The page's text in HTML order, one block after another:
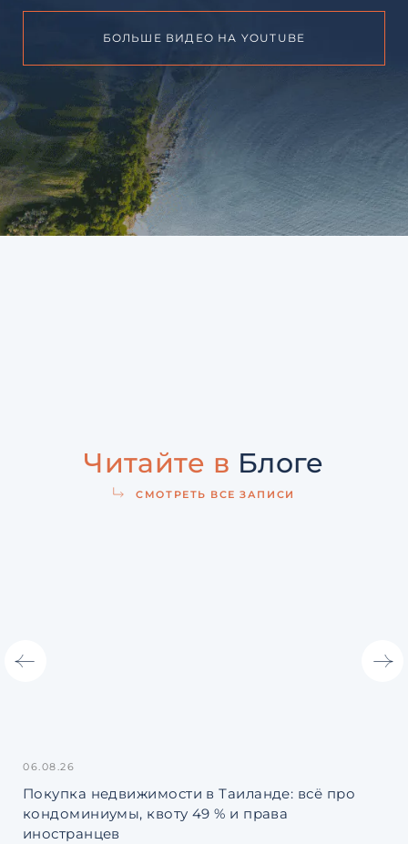
БОЛЬШЕ ВИДЕО НА YOUTUBE
Читайте в Блоге
СМОТРЕТЬ ВСЕ ЗАПИСИ
06.08.26
Покупка недвижимости в Таиланде: всё про
кондоминиумы, квоту 49 % и права
иностранцев